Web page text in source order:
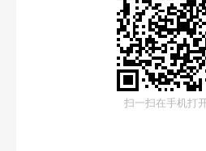
扫一扫在手机打